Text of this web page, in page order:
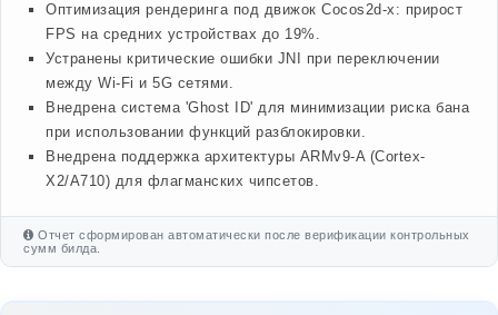
Оптимизация рендеринга под движок Cocos2d-x: прирост
FPS на средних устройствах до 19%.
Устранены критические ошибки JNI при переключении
между Wi-Fi и 5G сетями.
Внедрена система 'Ghost ID' для минимизации риска бана
при использовании функций разблокировки.
Внедрена поддержка архитектуры ARMv9-A (Cortex-
X2/A710) для флагманских чипсетов.
Отчет сформирован автоматически после верификации контрольных
сумм билда.